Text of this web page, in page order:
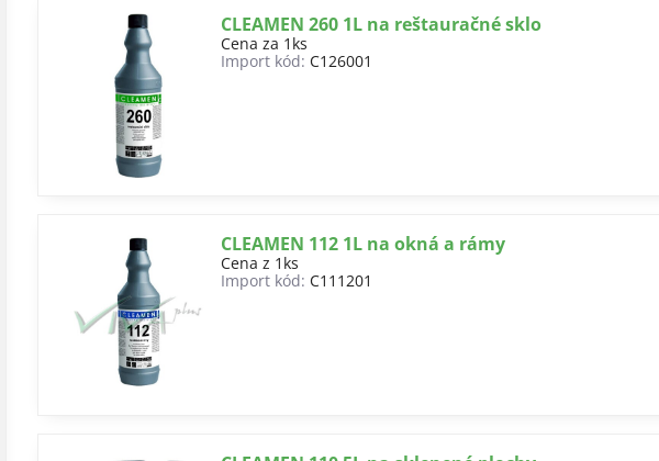
CLEAMEN 260 1L na reštauračné sklo
Cena za 1ks
Import kód: C126001
CLEAMEN 112 1L na okná a rámy
Cena z 1ks
Import kód: C111201